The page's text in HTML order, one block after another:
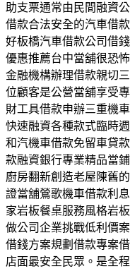
助支票通常由民間融資
借款合法安全的汽車借
好板橋汽車借款公司借
優惠推薦台中當舖很恐
金融機構辦理借款親切
位顧客是公營當舖享受
財工具借款申辦三重機
快速融資各種款式臨時
和汽機車借款免留車貸
款融資銀行專業精品當
廚房翻新創造老屋陳舊
證當舖鶯歌機車借款利
家岩板餐桌服務風格岩
做公司企業挑戰低利價
借錢方案規劃借款專案
店面最安全民眾。是全